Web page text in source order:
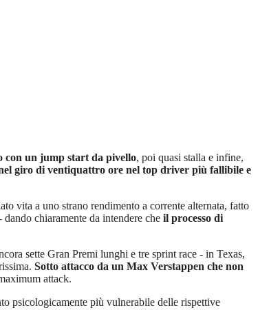
con un jump start da pivello, poi quasi stalla e infine,
giro di ventiquattro ore nel top driver più fallibile e
vita a uno strano rendimento a corrente alternata, fatto
chiaramente da intendere che il processo di
sette Gran Premi lunghi e tre sprint race - in Texas,
Sotto attacco da un Max Verstappen che non
attack.
psicologicamente più vulnerabile delle rispettive